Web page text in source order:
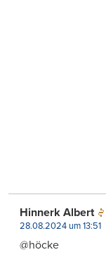
Hinnerk Albert
28.08.2024 um 13:51
@höcke